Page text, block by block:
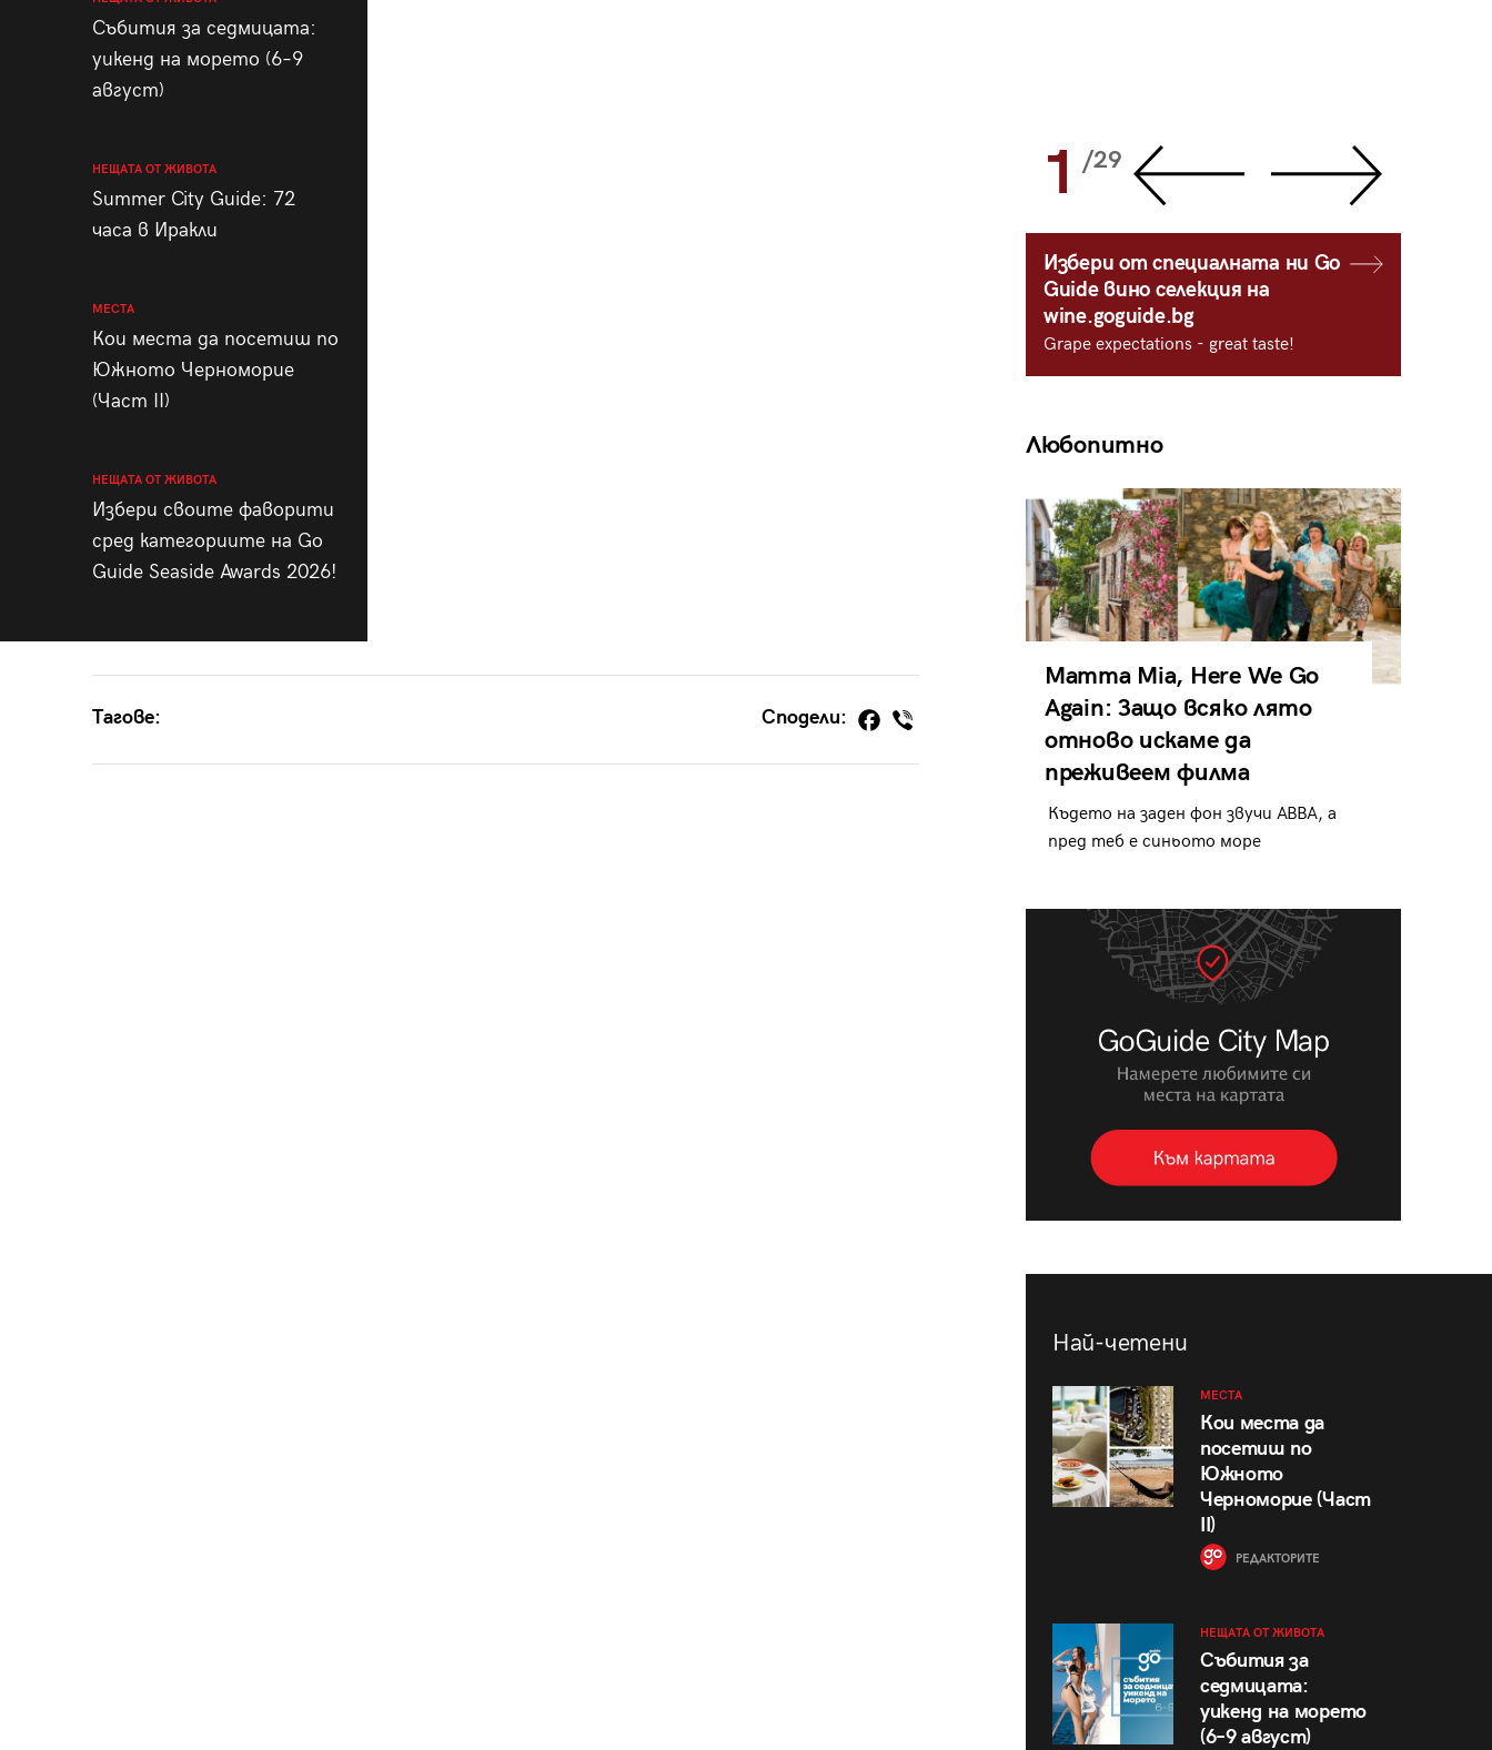
Събития за седмицата:
уикенд на морето (6–9
август)
НЕЩАТА ОТ ЖИВОТА
Summer City Guide: 72
часа в Иракли
МЕСТА
Кои места да посетиш по
Южното Черноморие
(Част II)
НЕЩАТА ОТ ЖИВОТА
Избери своите фаворити
сред категориите на Go
Guide Seaside Awards 2026!
Тагове: Сподели:
28 1 /29
Избери от специалната ни Go
Guide вино селекция на
wine.goguide.bg
Grape expectations - great taste!
Любопитно
Mamma Mia, Here We Go
Again: Защо всяко лято
отново искаме да
преживеем филма
Където на заден фон звучи ABBA, а
пред теб е синьото море
Най-четени
МЕСТА
Кои места да
посетиш по
Южното
Черноморие (Част
II)
РЕДАКТОРИТЕ
НЕЩАТА ОТ ЖИВОТА
Събития за
седмицата:
уикенд на морето
(6–9 август)